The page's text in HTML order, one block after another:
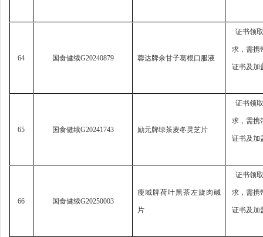
64 国食健续G20240879 蓉达牌余甘子葛根口服液
证书领
求， 需携
证书及加
65 国食健续G20241743 励元牌绿茶麦冬灵芝片
证书领
求， 需携
证书及加
66 国食健续G20250003
瘦域牌荷叶黑茶左旋肉碱
片
证书领
求， 需携
证书及加